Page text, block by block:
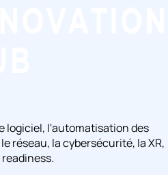
logiciel, l'automatisation des
réseau, la cybersécurité, la XR,